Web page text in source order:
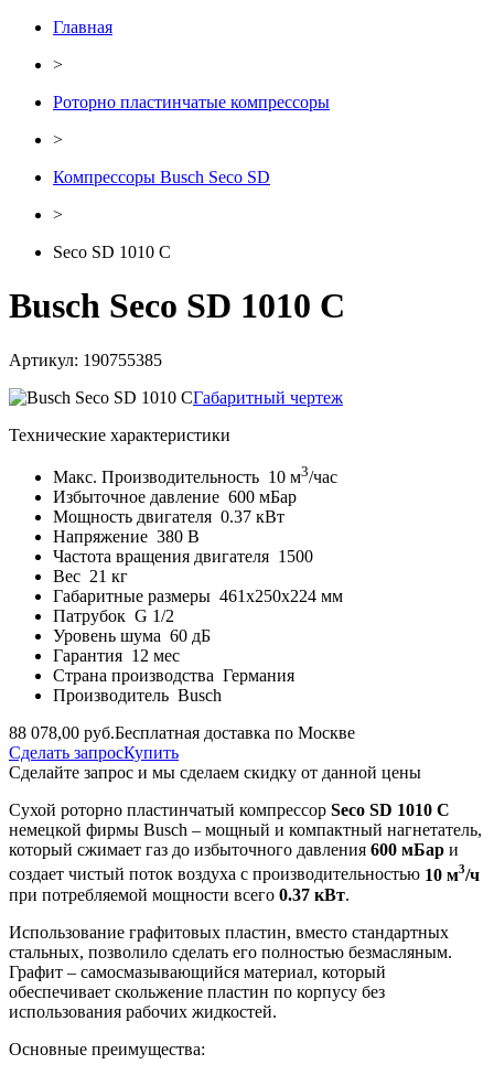
Главная
>
Роторно пластинчатые компрессоры
>
Компрессоры Busch Seco SD
>
Seco SD 1010 C
Busch Seco SD 1010 C
Артикул: 190755385
Габаритный чертеж
Технические характеристики
Макс. Производительность 10 м3/час
Избыточное давление 600 мБар
Мощность двигателя 0.37 кВт
Напряжение 380 В
Частота вращения двигателя 1500
Вес 21 кг
Габаритные размеры 461x250x224 мм
Патрубок G 1/2
Уровень шума 60 дБ
Гарантия 12 мес
Страна производства Германия
Производитель Busch
88 078,00 руб.Бесплатная доставка по Москве
Сделать запросКупить
Сделайте запрос и мы сделаем скидку от данной цены
Сухой роторно пластинчатый компрессор Seco SD 1010 C
немецкой фирмы Busch – мощный и компактный нагнетатель,
который сжимает газ до избыточного давления 600 мБар и
создает чистый поток воздуха с производительностью 10 м3/ч
при потребляемой мощности всего 0.37 кВт.
Использование графитовых пластин, вместо стандартных
стальных, позволило сделать его полностью безмасляным.
Графит – самосмазывающийся материал, который
обеспечивает скольжение пластин по корпусу без
использования рабочих жидкостей.
Основные преимущества: